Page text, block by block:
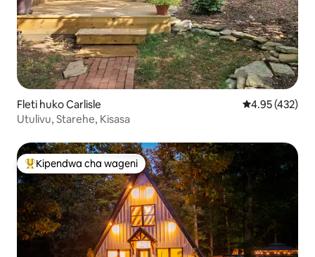
Fleti huko Carlisle Ukadiriaji wa
4.95 (432)
Utulivu, Starehe, Kisasa
Kipendwa maarufu cha wageni
Kipendwa cha wageni